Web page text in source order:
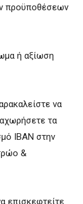
προϋποθέσεων
ή αξίωση
να
τα
ΙΒΑΝ στην
&
επισκεφτείτε